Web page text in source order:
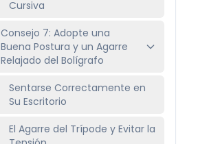
Cursiva
Consejo 7: Adopte una
Buena Postura y un Agarre
Relajado del Bolígrafo
Sentarse Correctamente en
Su Escritorio
El Agarre del Trípode y Evitar la